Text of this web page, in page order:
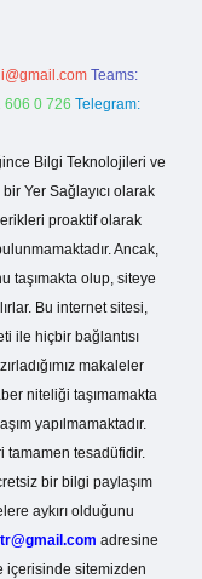
Teams:
606 0 726 Telegram:
Bilgi Teknolojileri ve
Yer Sağlayıcı olarak
proaktif olarak
Ancak,
taşımakta olup, siteye
Bu internet sitesi,
ile hiçbir bağlantısı
makaleler
niteliği taşımamakta
yapılmamaktadır.
tamamen tesadüfidir.
bir bilgi paylaşım
aykırı olduğunu
adresine
içerisinde sitemizden